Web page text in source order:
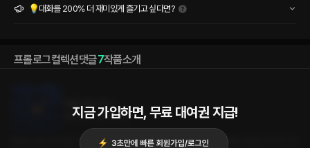
💡대화를 200% 더 재미있게 즐기고 싶다면?
프롤로그컬렉션댓글7작품소개
지금 가입하면, 무료 대여권 지급!
롤플레잉 • 연인 • 휴일
예정된 휴일 데이트를 위해 일찍 일어나려 했지만 늦잠을 자버린 우리. 결국 영화 예매를 취소하고 집